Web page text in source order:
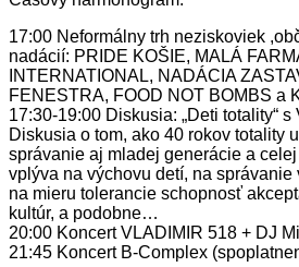
17:00 Neformálny trh neziskoviek
nadácií: PRIDE KOŠIE, MALÁ
INTERNATIONAL, NADÁCIA
FENESTRA, FOOD NOT BOMBS a
17:30-19:00 Diskusia: „Deti totality“
Diskusia o tom, ako 40 rokov totality
správanie aj mladej generácie a
vplýva na výchovu detí, na správanie
na mieru tolerancie schopnosť
kultúr, a podobne…
20:00 Koncert VLADIMIR 518 + DJ
21:45 Koncert B-Complex